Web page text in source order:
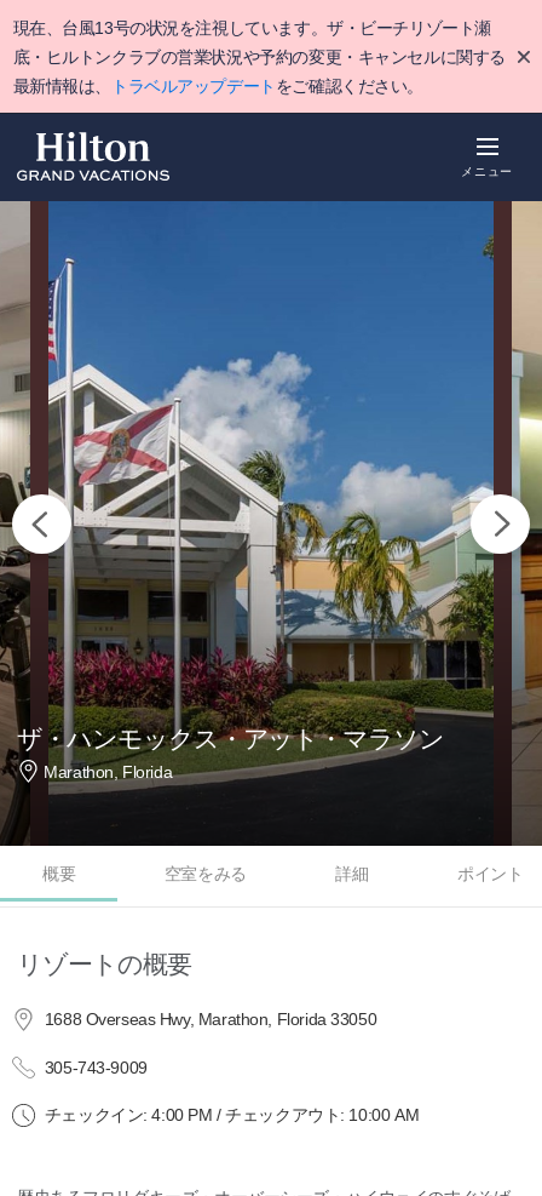
main
content
現在、台風13号の状況を注視しています。ザ・ビーチリゾート瀬
底・ヒルトンクラブの営業状況や予約の変更・キャンセルに関する
最新情報は、
トラベルアップデート をご確認ください。
メニュー
ザ・ハンモックス・アット・マラソン
Marathon, Florida
概要 空室をみる 詳細 ポイント
リゾートの概要
1688 Overseas Hwy, Marathon, Florida 33050
305-743-9009
チェックイン: 4:00 PM / チェックアウト: 10:00 AM